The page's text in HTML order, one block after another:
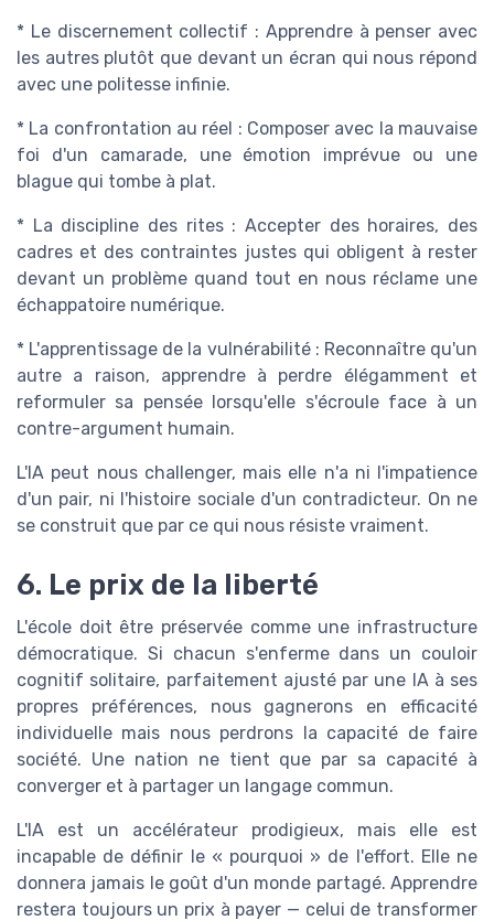
* Le discernement collectif : Apprendre à penser avec
les autres plutôt que devant un écran qui nous répond
avec une politesse infinie.
* La confrontation au réel : Composer avec la mauvaise
foi d'un camarade, une émotion imprévue ou une
blague qui tombe à plat.
* La discipline des rites : Accepter des horaires, des
cadres et des contraintes justes qui obligent à rester
devant un problème quand tout en nous réclame une
échappatoire numérique.
* L'apprentissage de la vulnérabilité : Reconnaître qu'un
autre a raison, apprendre à perdre élégamment et
reformuler sa pensée lorsqu'elle s'écroule face à un
contre-argument humain.
L'IA peut nous challenger, mais elle n'a ni l'impatience
d'un pair, ni l'histoire sociale d'un contradicteur. On ne
se construit que par ce qui nous résiste vraiment.
6. Le prix de la liberté
L'école doit être préservée comme une infrastructure
démocratique. Si chacun s'enferme dans un couloir
cognitif solitaire, parfaitement ajusté par une IA à ses
propres préférences, nous gagnerons en efficacité
individuelle mais nous perdrons la capacité de faire
société. Une nation ne tient que par sa capacité à
converger et à partager un langage commun.
L'IA est un accélérateur prodigieux, mais elle est
incapable de définir le « pourquoi » de l'effort. Elle ne
donnera jamais le goût d'un monde partagé. Apprendre
restera toujours un prix à payer — celui de transformer